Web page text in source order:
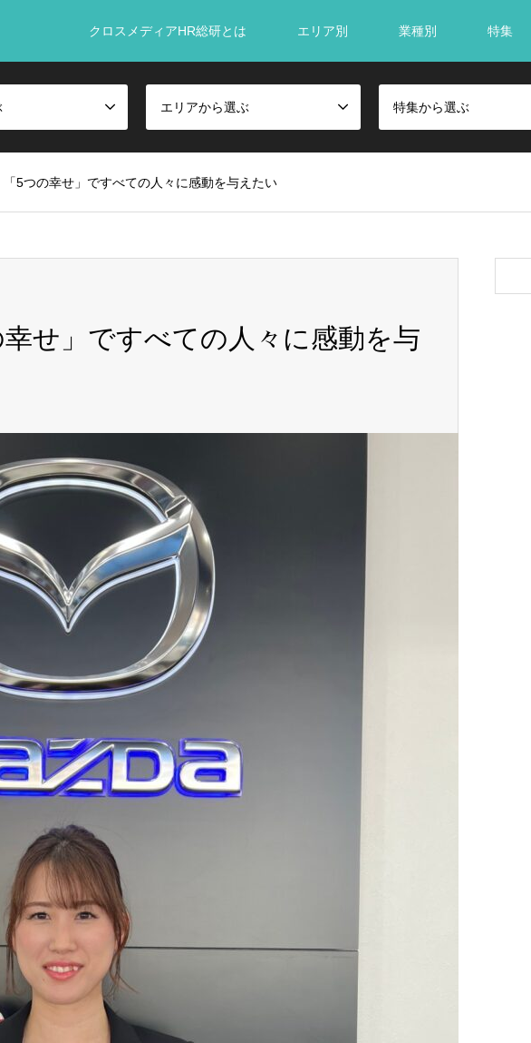
クロスメディアHR総研とは エリア別 業種別 特集
エリアから選ぶ 特集から選ぶ
「5つの幸せ」ですべての人々に感動を与えたい
幸せ」ですべての人々に感動を与